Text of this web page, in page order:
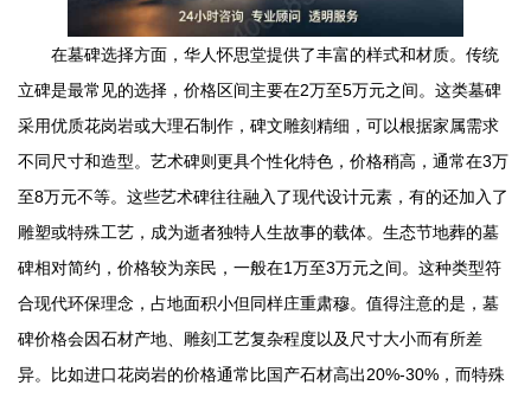
在墓碑选择方面， 华人怀思堂提供了丰富的样式和材质。传统
立碑是最常见的选择，价格区间主要在2万至5万元之间。这类墓碑
采用优质花岗岩或大理石制作，碑文雕刻精细，可以根据家属需求
不同尺寸和造型。艺术碑则更具个性化特色，价格稍高，通常在3万
至8万元不等。这些艺术碑往往融入了现代设计元素，有的还加入了
雕塑或特殊工艺，成为逝者独特人生故事的载体。生态节地葬的墓
碑相对简约，价格较为亲民，一般在1万至3万元之间。这种类型符
合现代环保理念，占地面积小但同样庄重肃穆。值得注意的是，墓
碑价格会因石材产地、雕刻工艺复杂程度以及尺寸大小而有所差
异。比如进口花岗岩的价格通常比国产石材高出20%-30%，而特殊